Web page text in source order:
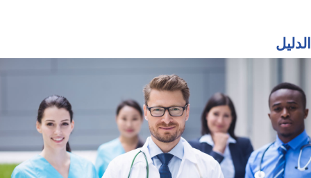
الدليل